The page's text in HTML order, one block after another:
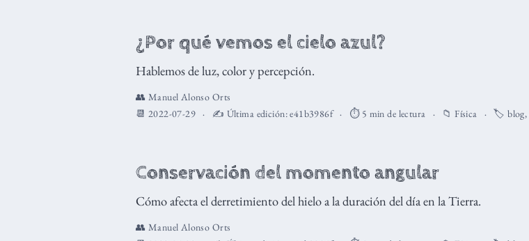
¿Por qué vemos el cielo azul?
Hablemos de luz, color y percepción.
👥 Manuel Alonso Orts
📆 2022-07-29
✍️ Última edición:e41b3986f ⏱️ 5 min de lectura 📁Física 🏷️blog,
Conservación del momento angular
Cómo afecta el derretimiento del hielo a la duración del día en la Tierra.
👥 Manuel Alonso Orts